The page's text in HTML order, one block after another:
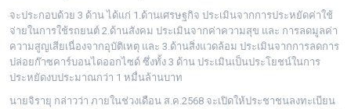
จะประกอบด้วย 3 ด้าน ได้แก่ 1.ด้านเศรษฐกิจ ประเมินจากการประหยัดค่าใช้
จ่ายในการใช้รถยนต์ 2.ด้านสังคม ประเมินจากค่าความสุข และ การลดมูลค่า
ความสูญเสียเนื่องจากอุบัติเหตุ และ 3.ด้านสิ่งแวดล้อม ประเมินจากการลดการ
ปล่อยก๊าซคาร์บอนไดออกไซด์ ซึ่งทั้ง 3 ด้าน ประเมินเป็นประโยชน์ในการ
ประหยัดงบประมาณกว่า 1 หมื่นล้านบาท
นายจิรายุ กล่าวว่า ภายในช่วงเดือน ส.ค.2568 จะเปิดให้ประชาชนลงทะเบียน